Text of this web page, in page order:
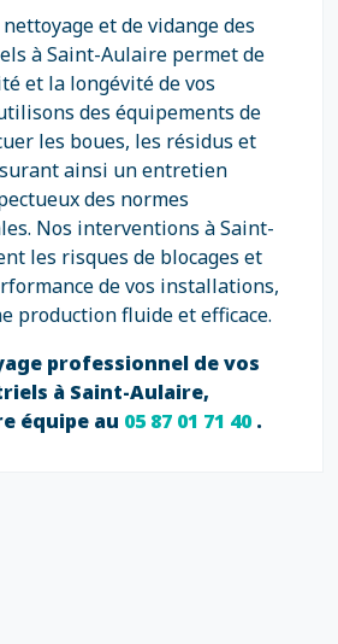
et de vidange des
à Saint-Aulaire permet de
et la longévité de vos
des équipements de
les boues, les résidus et
ainsi un entretien
des normes
Nos interventions à Saint-
les risques de blocages et
de vos installations,
production fluide et efficace.
professionnel de vos
à Saint-Aulaire,
équipe au 05 87 01 71 40.